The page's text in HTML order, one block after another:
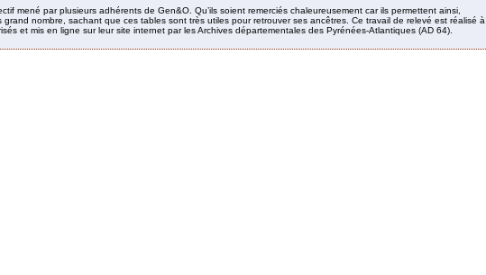
mené par plusieurs adhérents de Gen&O. Qu’ils soient remerciés chaleureusement car ils permettent ainsi,
nombre, sachant que ces tables sont très utiles pour retrouver ses ancêtres. Ce travail de relevé est réalisé à
et mis en ligne sur leur site internet par les Archives départementales des Pyrénées-Atlantiques (AD 64).